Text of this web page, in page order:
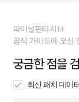
파이널판타지14
공식 가이드에 오신
궁금한 점을
최신 패치 데이